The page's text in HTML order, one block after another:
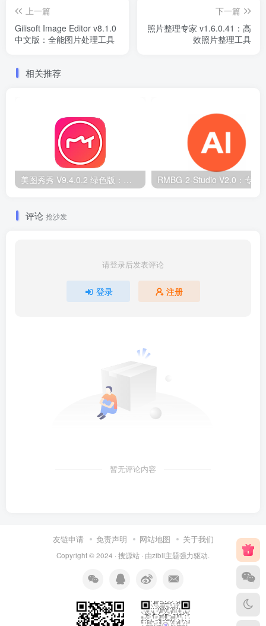
上一篇
Gilisoft Image Editor v8.1.0
中文版：全能图片处理工具
下一篇
照片整理专家 v1.6.0.41：高
效照片整理工具
相关推荐
评论 抢沙发
请登录后发表评论
登录 注册
暂无评论内容
友链申请 免责声明 网站地图 关于我们
Copyright © 2024 · 搜源站 · 由zibll主题强力驱动.